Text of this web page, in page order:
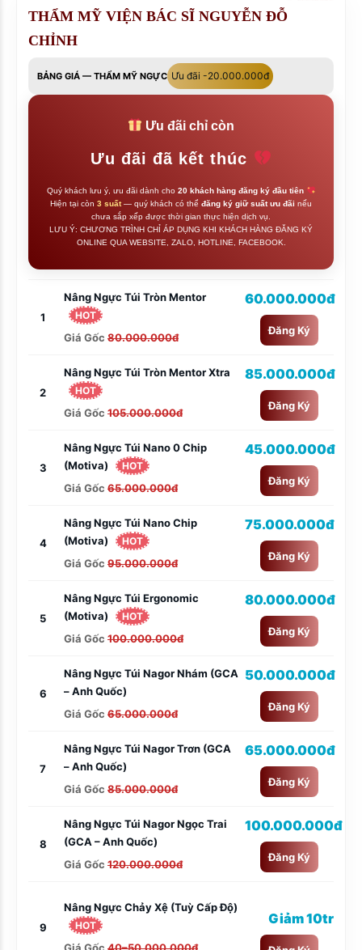
THẨM MỸ VIỆN BÁC SĨ NGUYỄN ĐỖ
CHỈNH
BẢNG GIÁ — THẨM MỸ NGỰC Ưu đãi -20.000.000đ
Ưu đãi chỉ còn
Ưu đãi đã kết thúc
Quý khách lưu ý, ưu đãi dành cho 20 khách hàng đăng ký đầu tiên
Hiện tại còn 3 suất— quý khách có thể đăng ký giữ suất ưu đãi nếu
chưa sắp xếp được thời gian thực hiện dịch vụ.
LƯU Ý: CHƯƠNG TRÌNH CHỈ ÁP DỤNG KHI KHÁCH HÀNG ĐĂNG KÝ
ONLINE QUA WEBSITE, ZALO, HOTLINE, FACEBOOK.
1
Nâng Ngực Túi Tròn Mentor
HOT
Giá Gốc 80.000.000đ
60.000.000đ
Đăng Ký
2
Nâng Ngực Túi Tròn Mentor Xtra
HOT
Giá Gốc 105.000.000đ
85.000.000đ
Đăng Ký
3
Nâng Ngực Túi Nano 0 Chip
(Motiva)
HOT
Giá Gốc 65.000.000đ
45.000.000đ
Đăng Ký
4
Nâng Ngực Túi Nano Chip
(Motiva)
HOT
Giá Gốc 95.000.000đ
75.000.000đ
Đăng Ký
5
Nâng Ngực Túi Ergonomic
(Motiva)
HOT
Giá Gốc 100.000.000đ
80.000.000đ
Đăng Ký
6
Nâng Ngực Túi Nagor Nhám (GCA
– Anh Quốc)
Giá Gốc 65.000.000đ
50.000.000đ
Đăng Ký
7
Nâng Ngực Túi Nagor Trơn (GCA
– Anh Quốc)
Giá Gốc 85.000.000đ
65.000.000đ
Đăng Ký
8
Nâng Ngực Túi Nagor Ngọc Trai
(GCA – Anh Quốc)
Giá Gốc 120.000.000đ
100.000.000đ
Đăng Ký
9
Nâng Ngực Chảy Xệ (tuỳ Cấp Độ)
HOT Giảm 10tr